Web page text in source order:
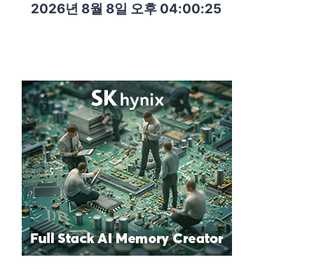
2026년 8월 8일 오후 04:00:27